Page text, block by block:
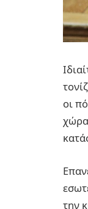
οι
χώρα
την